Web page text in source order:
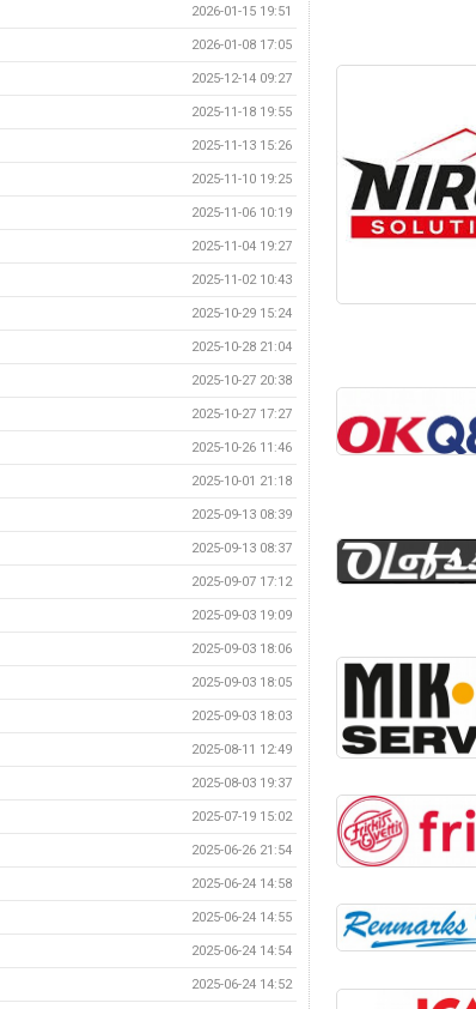
2026-01-15 19:51
2026-01-08 17:05
2025-12-14 09:27
2025-11-18 19:55
2025-11-13 15:26
2025-11-10 19:25
2025-11-06 10:19
2025-11-04 19:27
2025-11-02 10:43
2025-10-29 15:24
2025-10-28 21:04
2025-10-27 20:38
2025-10-27 17:27
2025-10-26 11:46
2025-10-01 21:18
2025-09-13 08:39
2025-09-13 08:37
2025-09-07 17:12
2025-09-03 19:09
2025-09-03 18:06
2025-09-03 18:05
2025-09-03 18:03
2025-08-11 12:49
2025-08-03 19:37
2025-07-19 15:02
2025-06-26 21:54
2025-06-24 14:58
2025-06-24 14:55
2025-06-24 14:54
2025-06-24 14:52